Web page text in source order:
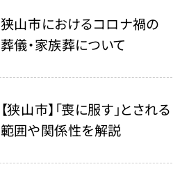
狭山市におけるコロナ禍の
葬儀・家族葬について
【狭山市】「喪に服す」とされる
範囲や関係性を解説